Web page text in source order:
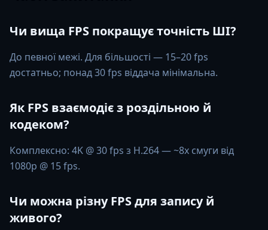
Чи вища FPS покращує точність ШІ?
До певної межі. Для більшості — 15–20 fps
достатньо; понад 30 fps віддача мінімальна.
Як FPS взаємодіє з роздільною й
кодеком?
Комплексно: 4K @ 30 fps з H.264 — ~8x смуги від
1080p @ 15 fps.
Чи можна різну FPS для запису й
живого?